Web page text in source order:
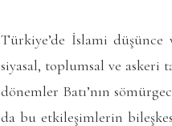
Türkiye’de İslami düşünce
siyasal, toplumsal ve askeri
dönemler Batı’nın
da bu etkileşimlerin